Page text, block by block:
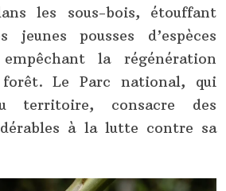
les sous-bois, étouffant
pousses d’espèces
la régénération
Le Parc national, qui
territoire, consacre des
à la lutte contre sa